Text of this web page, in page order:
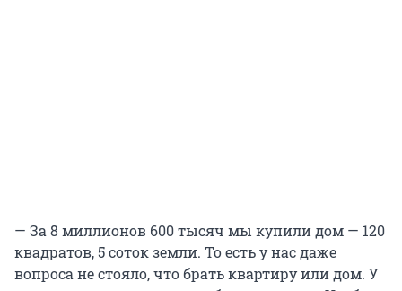
— За 8 миллионов 600 тысяч мы купили дом — 120
квадратов, 5 соток земли. То есть у нас даже
вопроса не стояло, что брать квартиру или дом. У